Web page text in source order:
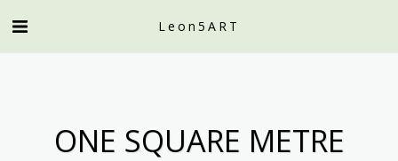
Leon5ART
ONE SQUARE METRE